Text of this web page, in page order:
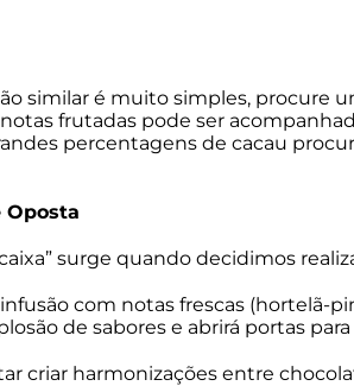
similar é muito simples, procure
frutadas pode ser
percentagens de cacau
Oposta
surge quando decidimos
com notas frescas (hortelã-
de sabores e abrirá portas
criar harmonizações entre